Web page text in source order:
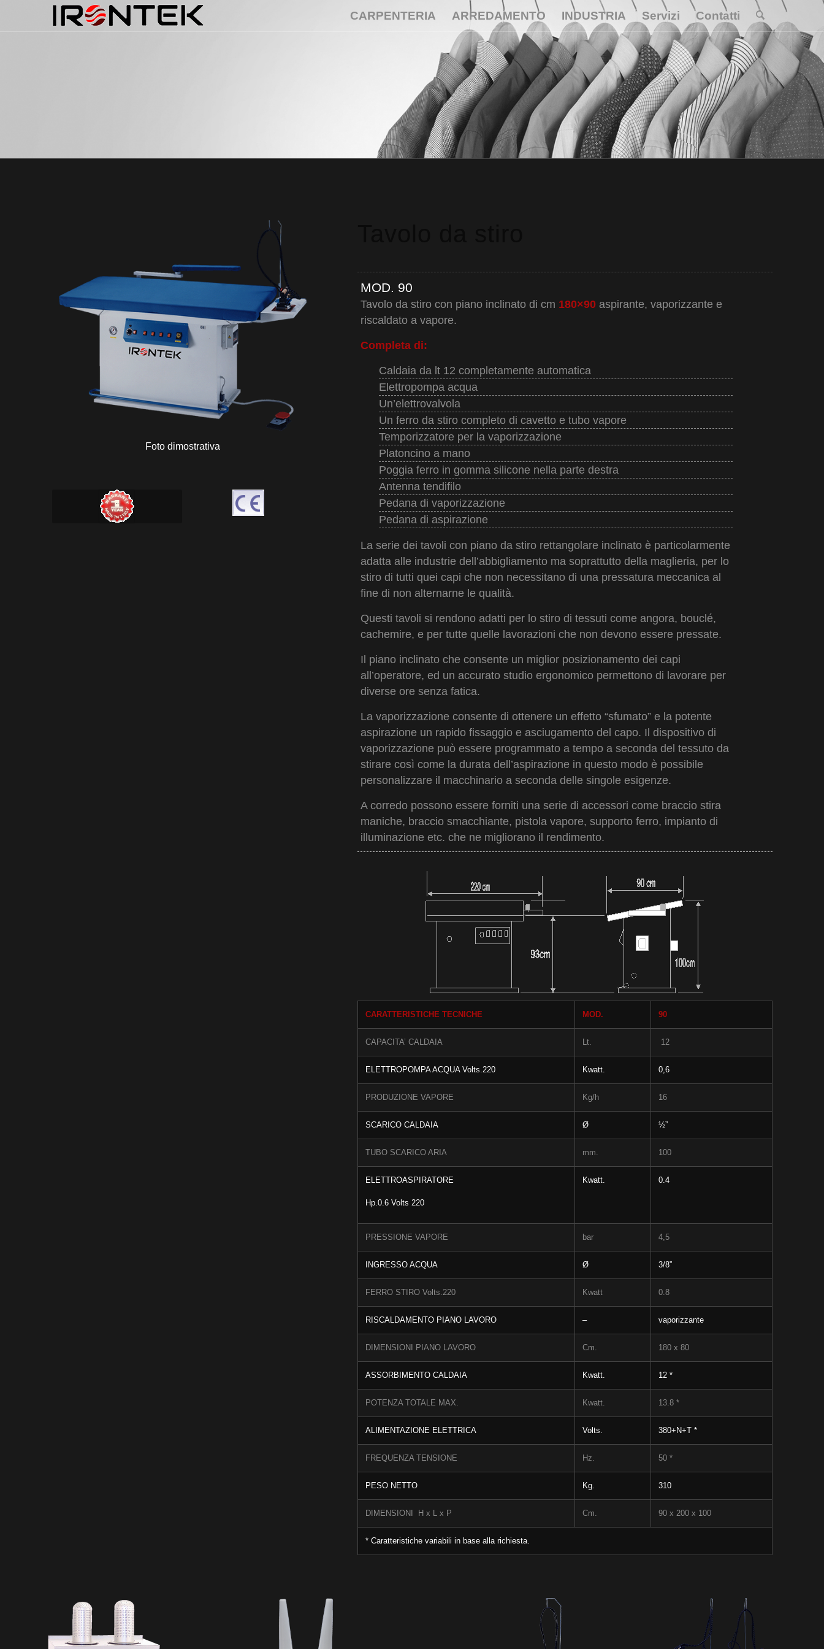
CARPENTERIA ARREDAMENTO INDUSTRIA Servizi Contatti
Foto dimostrativa
MOD. 90
Tavolo da stiro con piano inclinato di cm 180×90aspirante, vaporizzante e
riscaldato a vapore.
Completa di:
Caldaia da lt 12 completamente automatica
Elettropompa acqua
Un’elettrovalvola
Un ferro da stiro completo di cavetto e tubo vapore
Temporizzatore per la vaporizzazione
Platoncino a mano
Poggia ferro in gomma silicone nella parte destra
Antenna tendifilo
Pedana di vaporizzazione
Pedana di aspirazione
La serie dei tavoli con piano da stiro rettangolare inclinato è particolarmente
adatta alle industrie dell’abbigliamento ma soprattutto della maglieria, per lo
stiro di tutti quei capi che non necessitano di una pressatura meccanica al
fine di non alternarne le qualità.
Questi tavoli si rendono adatti per lo stiro di tessuti come angora, bouclé,
cachemire, e per tutte quelle lavorazioni che non devono essere pressate.
Il piano inclinato che consente un miglior posizionamento dei capi
all’operatore, ed un accurato studio ergonomico permettono di lavorare per
diverse ore senza fatica.
La vaporizzazione consente di ottenere un effetto “sfumato” e la potente
aspirazione un rapido fissaggio e asciugamento del capo. Il dispositivo di
vaporizzazione può essere programmato a tempo a seconda del tessuto da
stirare così come la durata dell’aspirazione in questo modo è possibile
personalizzare il macchinario a seconda delle singole esigenze.
A corredo possono essere forniti una serie di accessori come braccio stira
maniche, braccio smacchiante, pistola vapore, supporto ferro, impianto di
illuminazione etc. che ne migliorano il rendimento.
CARATTERISTICHE TECNICHE MOD. 90
CAPACITA’ CALDAIA Lt. 12
ELETTROPOMPA ACQUA Volts.220 Kwatt. 0,6
PRODUZIONE VAPORE Kg/h 16
SCARICO CALDAIA Ø ½”
TUBO SCARICO ARIA mm. 100
ELETTROASPIRATORE
Hp.0.6 Volts 220
Kwatt. 0.4
PRESSIONE VAPORE bar 4,5
INGRESSO ACQUA Ø 3/8”
FERRO STIRO Volts.220 Kwatt 0.8
RISCALDAMENTO PIANO LAVORO – vaporizzante
DIMENSIONI PIANO LAVORO Cm. 180 x 80
ASSORBIMENTO CALDAIA Kwatt. 12 *
POTENZA TOTALE MAX. Kwatt. 13.8 *
ALIMENTAZIONE ELETTRICA Volts. 380+N+T *
FREQUENZA TENSIONE Hz. 50 *
PESO NETTO Kg. 310
DIMENSIONI H x L x P Cm. 90 x 200 x 100
* Caratteristiche variabili in base alla richiesta.